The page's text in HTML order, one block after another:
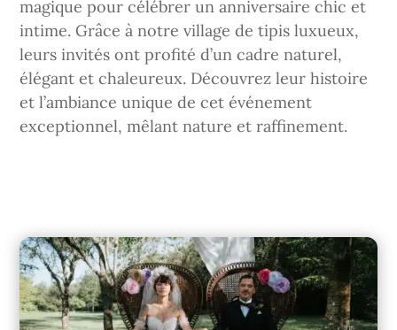
magique pour célébrer un anniversaire chic et
intime. Grâce à notre village de tipis luxueux,
leurs invités ont profité d’un cadre naturel,
élégant et chaleureux. Découvrez leur histoire
et l’ambiance unique de cet événement
exceptionnel, mêlant nature et raffinement.